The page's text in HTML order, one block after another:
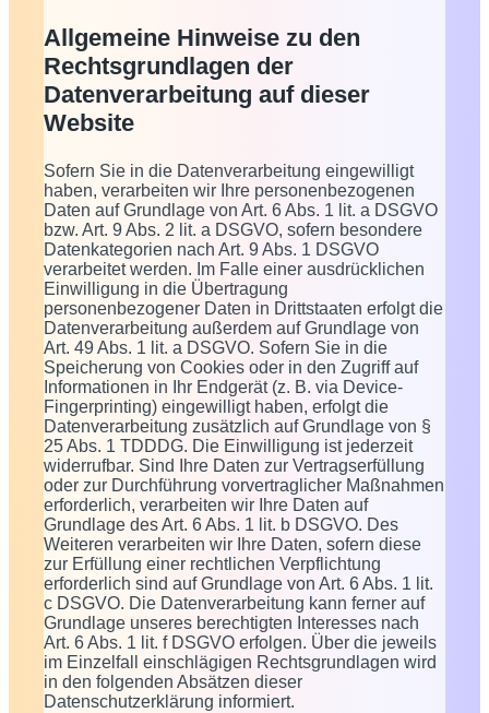
Allgemeine Hinweise zu den
Rechtsgrundlagen der
Datenverarbeitung auf dieser
Website
Sofern Sie in die Datenverarbeitung eingewilligt
haben, verarbeiten wir Ihre personenbezogenen
Daten auf Grundlage von Art. 6 Abs. 1 lit. a DSGVO
bzw. Art. 9 Abs. 2 lit. a DSGVO, sofern besondere
Datenkategorien nach Art. 9 Abs. 1 DSGVO
verarbeitet werden. Im Falle einer ausdrücklichen
Einwilligung in die Übertragung
personenbezogener Daten in Drittstaaten erfolgt die
Datenverarbeitung außerdem auf Grundlage von
Art. 49 Abs. 1 lit. a DSGVO. Sofern Sie in die
Speicherung von Cookies oder in den Zugriff auf
Informationen in Ihr Endgerät (z. B. via Device-
Fingerprinting) eingewilligt haben, erfolgt die
Datenverarbeitung zusätzlich auf Grundlage von §
25 Abs. 1 TDDDG. Die Einwilligung ist jederzeit
widerrufbar. Sind Ihre Daten zur Vertragserfüllung
oder zur Durchführung vorvertraglicher Maßnahmen
erforderlich, verarbeiten wir Ihre Daten auf
Grundlage des Art. 6 Abs. 1 lit. b DSGVO. Des
Weiteren verarbeiten wir Ihre Daten, sofern diese
zur Erfüllung einer rechtlichen Verpflichtung
erforderlich sind auf Grundlage von Art. 6 Abs. 1 lit.
c DSGVO. Die Datenverarbeitung kann ferner auf
Grundlage unseres berechtigten Interesses nach
Art. 6 Abs. 1 lit. f DSGVO erfolgen. Über die jeweils
im Einzelfall einschlägigen Rechtsgrundlagen wird
in den folgenden Absätzen dieser
Datenschutzerklärung informiert.